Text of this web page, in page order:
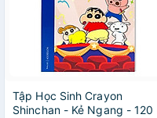
Tập Học Sinh Crayon
Shinchan - Kẻ Ngang - 120